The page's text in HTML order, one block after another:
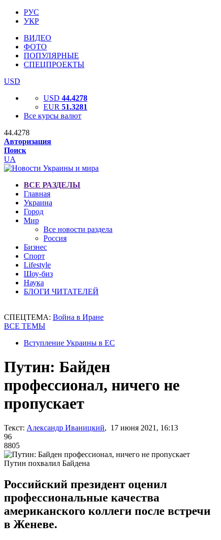
РУС
УКР
ВИДЕО
ФОТО
ПОПУЛЯРНЫЕ
СПЕЦПРОЕКТЫ
USD
USD 44.4278
EUR 51.3281
Все курсы валют
44.4278
Авторизация
Поиск
UA
ВСЕ РАЗДЕЛЫ
Главная
Украина
Город
Мир
Все новости раздела
Россия
Бизнес
Спорт
Lifestyle
Шоу-биз
Наука
БЛОГИ ЧИТАТЕЛЕЙ
СПЕЦТЕМА: Война в Иране
ВСЕ ТЕМЫ
Вступление Украины в ЕС
Путин: Байден
профессионал, ничего не
пропускает
Текст: Александр Иваницкий, 17 июня 2021, 16:13
96
8805
Путин похвалил Байдена
Российский президент оценил
профессиональные качества
американского коллеги после встречи
в Женеве.